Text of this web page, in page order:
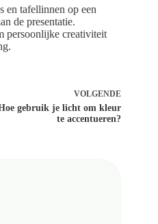
en tafellinnen op een
de presentatie.
persoonlijke creativiteit
VOLGENDE
gebruik je licht om kleur
te accentueren?